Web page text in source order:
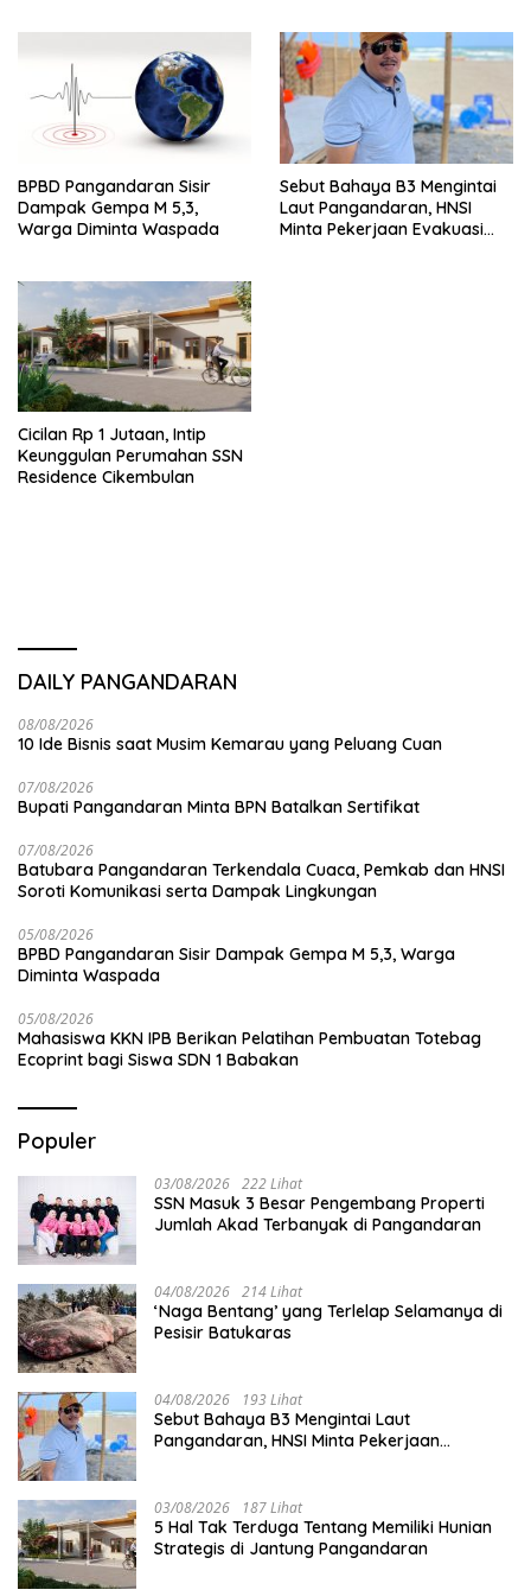
BPBD Pangandaran Sisir
Dampak Gempa M 5,3,
Warga Diminta Waspada
Sebut Bahaya B3 Mengintai
Laut Pangandaran, HNSI
Minta Pekerjaan Evakuasi
Cicilan Rp 1 Jutaan, Intip
Keunggulan Perumahan SSN
Residence Cikembulan
DAILY PANGANDARAN
08/08/2026
10 Ide Bisnis saat Musim Kemarau yang Peluang Cuan
07/08/2026
Bupati Pangandaran Minta BPN Batalkan Sertifikat
07/08/2026
Batubara Pangandaran Terkendala Cuaca, Pemkab dan HNSI
Soroti Komunikasi serta Dampak Lingkungan
05/08/2026
BPBD Pangandaran Sisir Dampak Gempa M 5,3, Warga
Diminta Waspada
05/08/2026
Mahasiswa KKN IPB Berikan Pelatihan Pembuatan Totebag
Ecoprint bagi Siswa SDN 1 Babakan
Populer
03/08/2026 222 Lihat
SSN Masuk 3 Besar Pengembang Properti
Jumlah Akad Terbanyak di Pangandaran
04/08/2026 214 Lihat
‘Naga Bentang’ yang Terlelap Selamanya di
Pesisir Batukaras
04/08/2026 193 Lihat
Sebut Bahaya B3 Mengintai Laut
Pangandaran, HNSI Minta Pekerjaan
03/08/2026 187 Lihat
5 Hal Tak Terduga Tentang Memiliki Hunian
Strategis di Jantung Pangandaran